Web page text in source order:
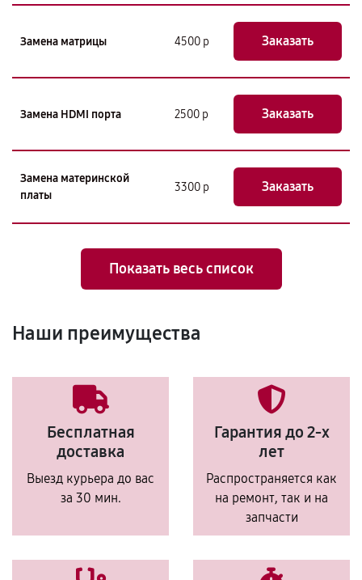
Замена матрицы 4500 р Заказать
Замена HDMI порта 2500 р Заказать
Замена материнской
платы
3300 р Заказать
Показать весь список
Наши преимущества
Бесплатная
доставка
Выезд курьера до вас
за 30 мин.
Гарантия до 2-х
лет
Распространяется как
на ремонт, так и на
запчасти